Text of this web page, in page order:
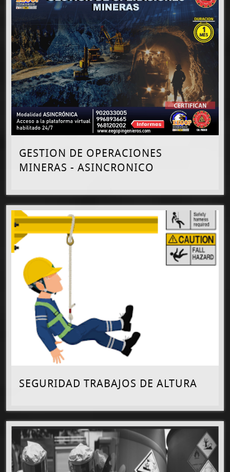
GESTION DE OPERACIONES
MINERAS - ASINCRONICO
SEGURIDAD TRABAJOS DE ALTURA